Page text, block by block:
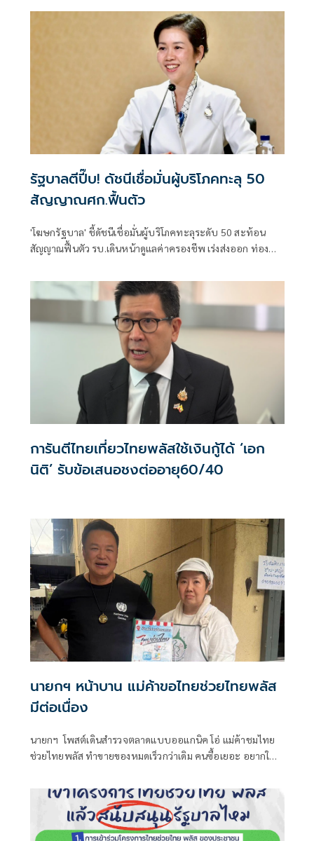
รัฐบาลตีปี๊บ! ดัชนีเชื่อมั่นผู้บริโภคทะลุ 50
สัญญาณศก.ฟื้นตัว
'โฆษกรัฐบาล' ชี้ดัชนีเชื่อมั่นผู้บริโภคทะลุระดับ 50 สะท้อน
สัญญาณฟื้นตัว รบ.เดินหน้าดูแลค่าครองชีพ เร่งส่งออก ท่อง
การันตีไทยเที่ยวไทยพลัสใช้เงินกู้ได้ ‘เอก
นิติ’ รับข้อเสนอชงต่ออายุ60/40
นายกฯ หน้าบาน แม่ค้าขอไทยช่วยไทยพลัส
มีต่อเนื่อง
นายกฯ โพสต์เดินสำรวจตลาดแบบออแกนิค โอ่ แม่ค้าชมไทย
ช่วยไทยพลัส ทำขายของหมดเร็วกว่าเดิม คนซื้อเยอะ อยากให้มี